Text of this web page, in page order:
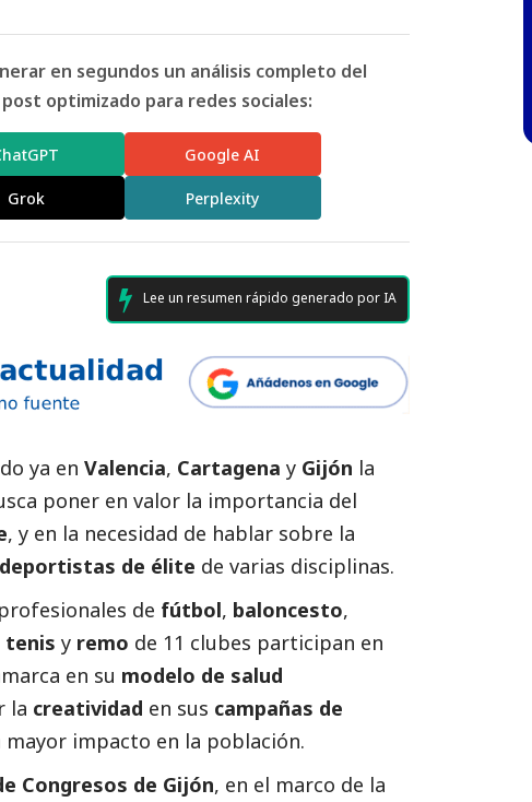
en segundos un análisis completo del
optimizado para redes sociales:
Google AI
Grok Perplexity
Lee un resumen rápido generado por IA
ya en Valencia, Cartagena y Gijón la
poner en valor la importancia del
, y en la necesidad de hablar sobre la
deportistas de élite de varias disciplinas.
de fútbol, baloncesto,
tenis y remo de 11 clubes participan en
en su modelo de salud
la creatividad en sus campañas de
impacto en la población.
Congresos de Gijón, en el marco de la